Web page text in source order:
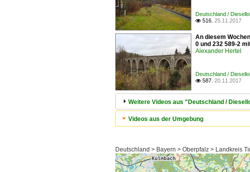
Deutschland /
 516. 25.11.2017
An diesem
0 und 232 589-2
Alexander Hertel
Deutschland /
 587. 20.11.2017
Weitere Videos aus "Deutschland /
Videos aus der Umgebung
Deutschland > Bayern > Oberpfalz > Landkreis